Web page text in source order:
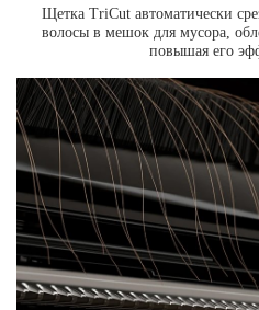
Щетка TriCut автоматически
волосы в мешок для мусора,
повышая его